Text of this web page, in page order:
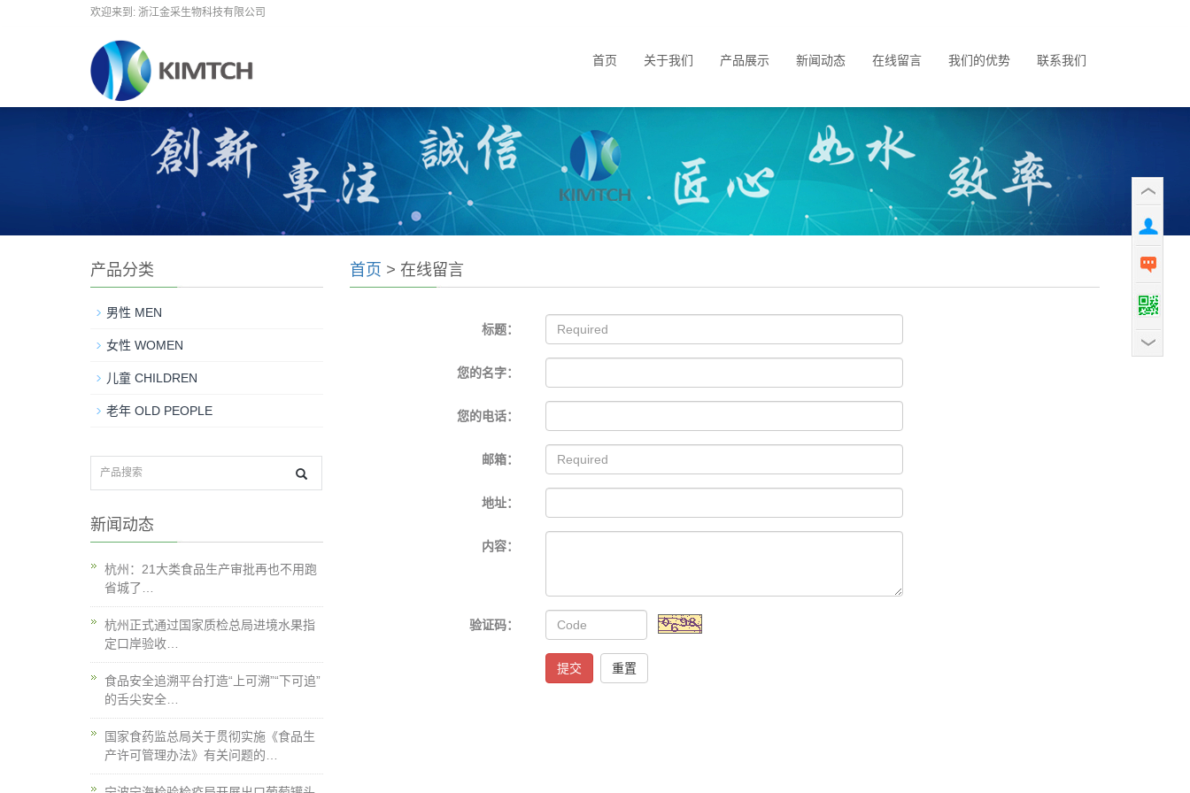
欢迎来到: 浙江金采生物科技有限公司
首页 关于我们 产品展示 新闻动态 在线留言 我们的优势 联系我们
首页 > 在线留言
标题：
您的名字：
您的电话：
邮箱：
地址：
内容：
验证码：
提交 重置
产品分类
男性 MEN
女性 WOMEN
儿童 CHILDREN
老年 OLD PEOPLE
新闻动态
杭州：21大类食品生产审批再也不用跑
省城了…
杭州正式通过国家质检总局进境水果指
定口岸验收…
食品安全追溯平台打造“上可溯”“下可追”
的舌尖安全…
国家食药监总局关于贯彻实施《食品生
产许可管理办法》有关问题的…